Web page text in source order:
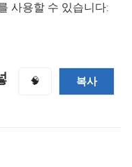
사용할 수 있습니다:
🧠 복사